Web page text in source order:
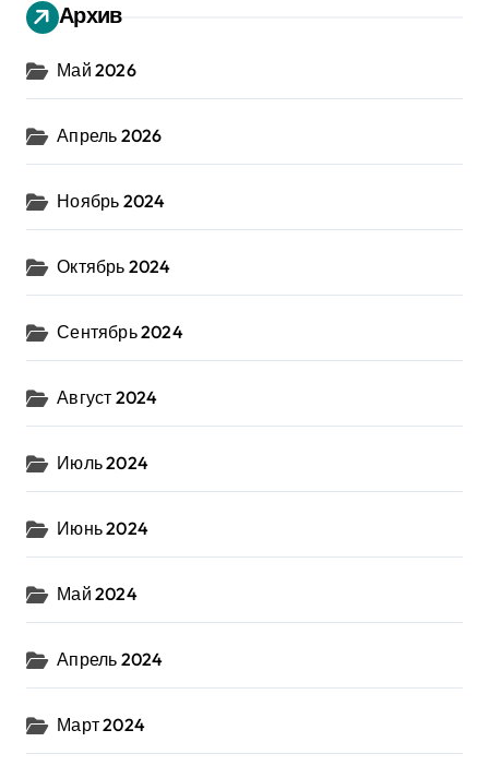
Архив
Май 2026
Апрель 2026
Ноябрь 2024
Октябрь 2024
Сентябрь 2024
Август 2024
Июль 2024
Июнь 2024
Май 2024
Апрель 2024
Март 2024